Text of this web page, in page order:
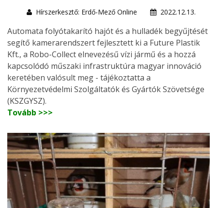
Hírszerkesztő: Erdő-Mező Online
2022.12.13.
Automata folyótakarító hajót és a hulladék begyűjtését
segítő kamerarendszert fejlesztett ki a Future Plastik
Kft., a Robo-Collect elnevezésű vízi jármű és a hozzá
kapcsolódó műszaki infrastruktúra magyar innováció
keretében valósult meg - tájékoztatta a
Környezetvédelmi Szolgáltatók és Gyártók Szövetsége
(KSZGYSZ).
Tovább >>>